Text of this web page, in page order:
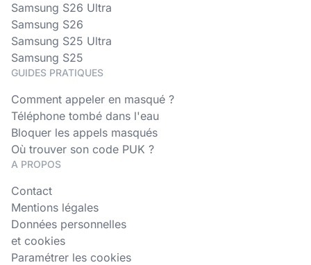
Samsung S26 Ultra
Samsung S26
Samsung S25 Ultra
Samsung S25
GUIDES PRATIQUES
Comment appeler en masqué ?
Téléphone tombé dans l'eau
Bloquer les appels masqués
Où trouver son code PUK ?
A PROPOS
Contact
Mentions légales
Données personnelles
et cookies
Paramétrer les cookies